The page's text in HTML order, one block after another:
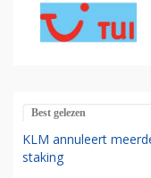
Best gelezen
KLM annuleert
staking